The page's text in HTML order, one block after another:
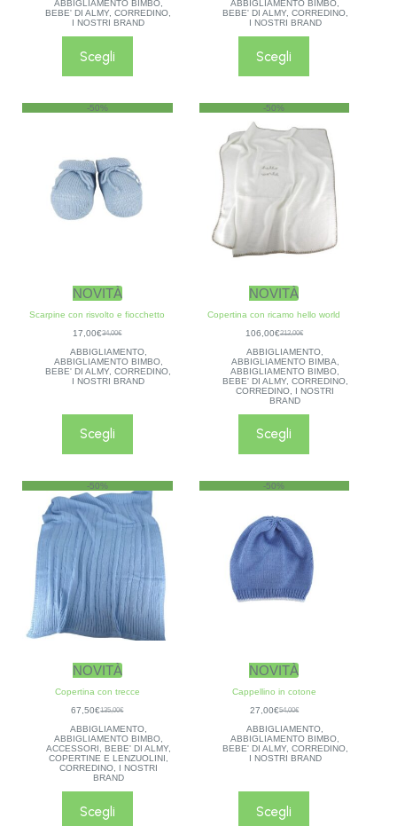
ABBIGLIAMENTO BIMBO,
BEBE' DI ALMY,CORREDINO,
I NOSTRI BRAND
Scegli
ABBIGLIAMENTO BIMBO,
BEBE' DI ALMY, CORREDINO,
I NOSTRI BRAND
Scegli
-50%
NOVITÀ
Scarpine con risvolto e fiocchetto
34,00€
17,00€
ABBIGLIAMENTO,
ABBIGLIAMENTO BIMBO,
BEBE' DI ALMY,CORREDINO
I NOSTRI BRAND
Scegli
-50%
NOVITÀ
Copertina con ricamo hello world
212,00€
106,00€
ABBIGLIAMENTO
ABBIGLIAMENTO BIMBA
ABBIGLIAMENTO BIMBO
BEBE' DI ALMY, CORREDINO,
CORREDINO
I NOSTRI
BRAND
Scegli
-50%
NOVITÀ
Copertina con trecce
135,00€
67,50€
ABBIGLIAMENTO,
ABBIGLIAMENTO BIMBO,
ACCESSORI , BEBE' DI ALMY,
COPERTINE E LENZUOLINI ,
CORREDINO,
I NOSTRI
BRAND
Scegli
-50%
NOVITÀ
Cappellino in cotone
54,00€
27,00€
ABBIGLIAMENTO,
ABBIGLIAMENTO BIMBO,
BEBE' DI ALMY, CORREDINO,
I NOSTRI BRAND
Scegli